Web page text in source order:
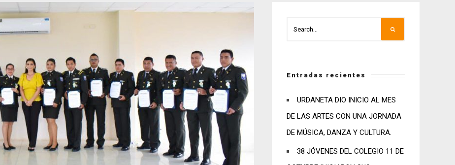
Entradas recientes
URDANETA DIO INICIO AL MES
DE LAS ARTES CON UNA JORNADA
DE MÚSICA, DANZA Y CULTURA.
38 JÓVENES DEL COLEGIO 11 DE